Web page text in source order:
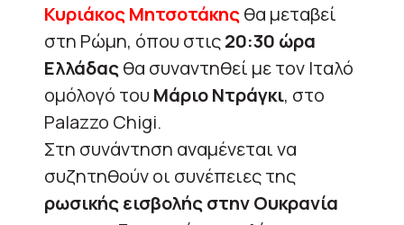
Κυριάκος Μητσοτάκηςθα μεταβεί
στη Ρώμη, όπου στις20:30 ώρα
Ελλάδαςθα συναντηθεί με τον Ιταλό
ομόλογό του Μάριο Ντράγκι, στο
Palazzo Chigi.
Στη συνάντηση αναμένεται να
συζητηθούν οι συνέπειες της
ρωσικής εισβολής στην Ουκρανία